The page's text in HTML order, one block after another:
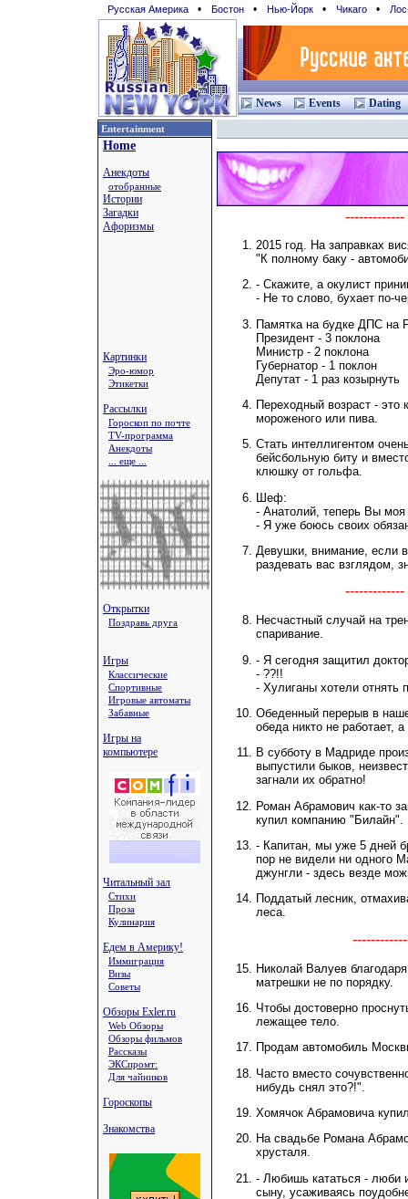
Русская Америка • Бостон • Нью-Йорк • Чикаго •
News Events Dating
Entertainment
Home
Анекдоты
отобранные
Истории
Загадки
Афоризмы
Картинки
Эро-юмор
Этикетки
Рассылки
Гороскоп по почте
TV-программа
Анекдоты
... еще ...
Открытки
Поздравь друга
Игры
Классические
Спортивные
Игровые автоматы
Забавные
Игры на
компьютере
Читальный зал
Стихи
Проза
Кулинария
Едем в Америку!
Иммиграция
Визы
Советы
Обзоры Exler.ru
Web Обзоры
Обзоры фильмов
Рассказы
ЭКСпромт:
Для чайников
Гороскопы
Знакомства
2015 год. На заправках
"К полному баку -
- Скажите, а окулист
- Не то слово, бухает по-
Памятка на будке ДПС на
Президент - 3 поклона
Министр - 2 поклона
Губернатор - 1 поклон
Депутат - 1 раз козырнуть
Переходный возраст - это
мороженого или пива.
Стать интеллигентом
бейсбольную биту и
клюшку от гольфа.
Шеф:
- Анатолий, теперь Вы моя
- Я уже боюсь своих
Девушки, внимание, если
раздевать вас взглядом,
Несчастный случай на
спаривание.
- Я сегодня защитил
- ??!!
- Хулиганы хотели отнять
Обеденный перерыв в
обеда никто не работает,
В субботу в Мадриде
выпустили быков,
загнали их обратно!
Роман Абрамович как-то
купил компанию "Билайн".
- Капитан, мы уже 5 дней
пор не видели ни одного
джунгли - здесь везде
Поддатый лесник,
леса.
Николай Валуев
матрешки не по порядку.
Чтобы достоверно
лежащее тело.
Продам автомобиль
Часто вместо
нибудь снял это?!".
Хомячок Абрамовича
На свадьбе Романа
хрусталя.
- Любишь кататься - люби
сыну, усаживаясь